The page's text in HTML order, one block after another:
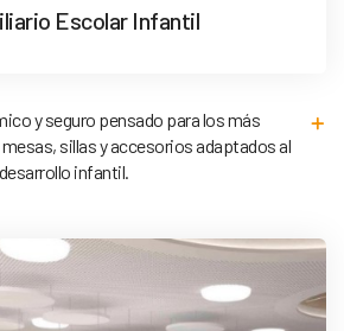
Escolar Infantil
y seguro pensado para los más
sillas y accesorios adaptados al
desarrollo infantil.